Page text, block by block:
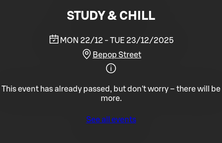
STUDY & CHILL
MON 22/12 - TUE 23/12/2025
Bepop Street
This event has already passed, but don't worry – there will be
more.
See all events